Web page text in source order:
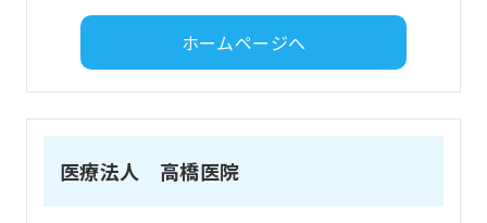
ホームページへ
医療法人 高橋医院